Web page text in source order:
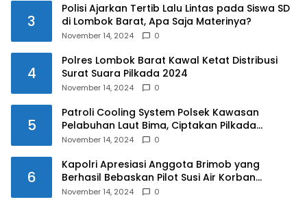
3
Polisi Ajarkan Tertib Lalu Lintas pada Siswa SD
di Lombok Barat, Apa Saja Materinya?
November 14, 2024 0
4
Polres Lombok Barat Kawal Ketat Distribusi
Surat Suara Pilkada 2024
November 14, 2024 0
5
Patroli Cooling System Polsek Kawasan
Pelabuhan Laut Bima, Ciptakan Pilkada
Serentak 2024 yang Aman dan Damai
November 14, 2024 0
6
Kapolri Apresiasi Anggota Brimob yang
Berhasil Bebaskan Pilot Susi Air Korban
Penyanderaan KKB
November 14, 2024 0